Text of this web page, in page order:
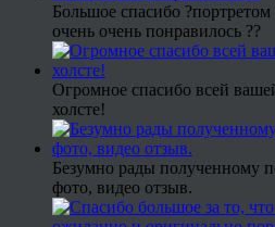
Большое спасибо
очень очень понравилось ??
Огромное спасибо всей
холсте!
Безумно рады полученному
фото, видео отзыв.